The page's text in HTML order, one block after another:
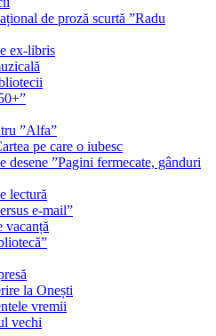
de proză scurtă ”Radu
ex-libris
”Alfa”
pe care o iubesc
desene ”Pagini fermecate, gânduri
lectură
e-mail”
vacanță
la Onești
vremii
vechi